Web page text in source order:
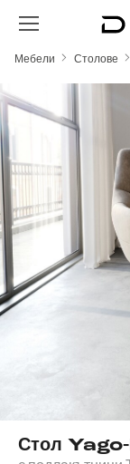
Преминете към
Мебели Столове
Стол
Пропуснете